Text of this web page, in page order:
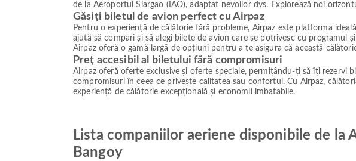
de la Aeroportul Siargao (IAO), adaptat nevoilor dvs. Explorează noi
Găsiți biletul de avion perfect cu Airpaz
Pentru o experiență de călătorie fără probleme, Airpaz este platforma
ajută să compari și să alegi bilete de avion care se potrivesc cu
Airpaz oferă o gamă largă de opțiuni pentru a te asigura că această
Preț accesibil al biletului fără compromisuri
Airpaz oferă oferte exclusive și oferte speciale, permițându-ți să îți rezervi
compromisuri în ceea ce privește calitatea sau confortul. Cu Airpaz,
experiență de călătorie excepțională și economii imbatabile.
Lista companiilor aeriene disponibile de
Bangoy